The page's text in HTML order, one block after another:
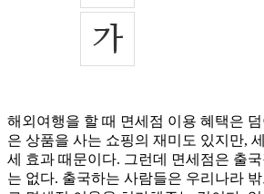
해외여행을 할 때 면세점 이용 혜택은
은 상품을 사는 쇼핑의 재미도 있지만,
세 효과 때문이다. 그런데 면세점은 출
는 없다. 출국하는 사람들은 우리나라